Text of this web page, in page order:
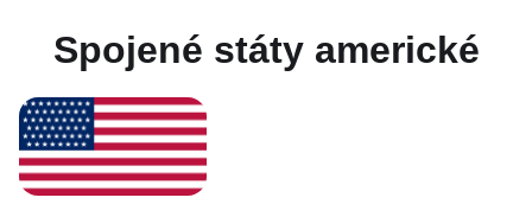
Spojené státy americké